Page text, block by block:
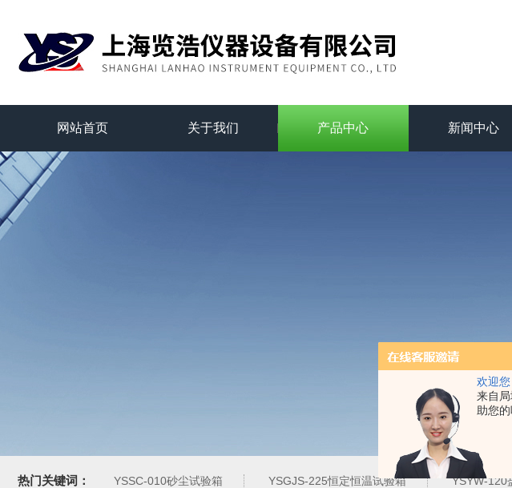
欢迎您
来自
助您的
网站首页 关于我们 产品中心 新闻中心
热门关键词： YSSC-010砂尘试验箱 YSGJS-225恒定恒温试验箱 YSYW-120